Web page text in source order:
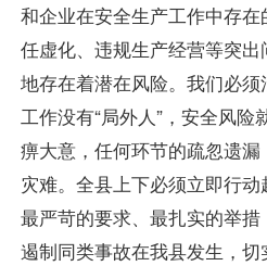
和企业在安全生产工作中存
任虚化、违规生产经营等突
地存在着潜在风险。我们必
工作没有“局外人”，安全风
痹大意，任何环节的疏忽遗
灾难。全县上下必须立即行动
最严苛的要求、最扎实的举
遏制同类事故在我县发生，